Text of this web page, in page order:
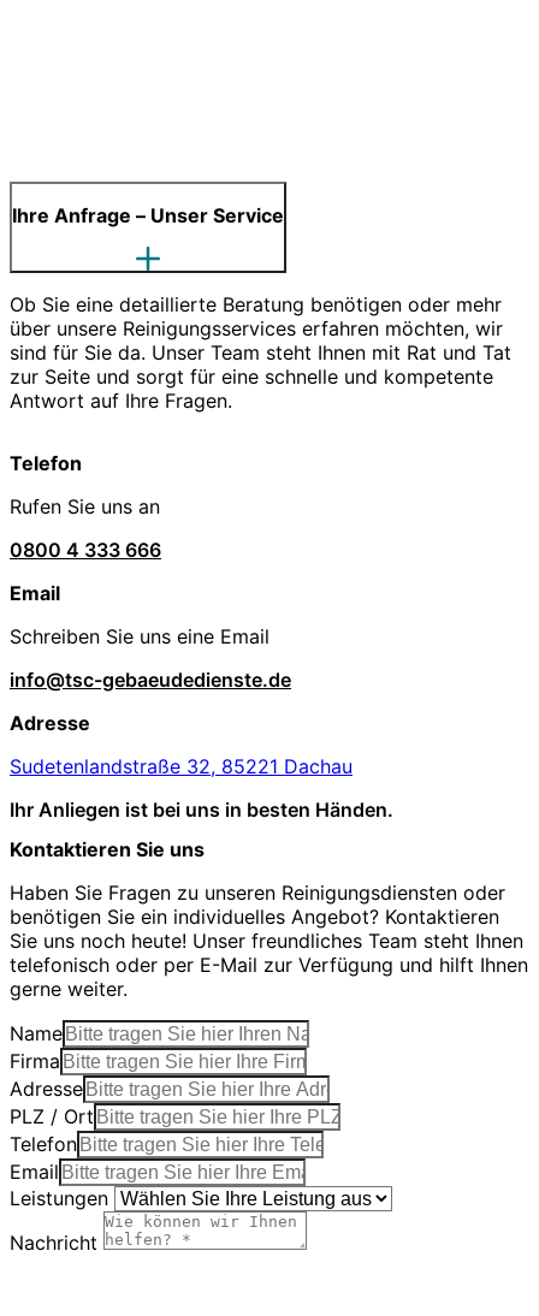
Ihre Anfrage – Unser Service
Ob Sie eine detaillierte Beratung benötigen oder mehr
über unsere Reinigungsservices erfahren möchten, wir
sind für Sie da. Unser Team steht Ihnen mit Rat und Tat
zur Seite und sorgt für eine schnelle und kompetente
Antwort auf Ihre Fragen.
Telefon
Rufen Sie uns an
0800 4 333 666
Email
Schreiben Sie uns eine Email
info@tsc-gebaeudedienste.de
Adresse
Sudetenlandstraße 32, 85221 Dachau
Ihr Anliegen ist bei uns in besten Händen.
Kontaktieren Sie uns
Haben Sie Fragen zu unseren Reinigungsdiensten oder
benötigen Sie ein individuelles Angebot? Kontaktieren
Sie uns noch heute! Unser freundliches Team steht Ihnen
telefonisch oder per E-Mail zur Verfügung und hilft Ihnen
gerne weiter.
Name
Firma
Adresse
PLZ / Ort
Telefon
Email
Leistungen
Nachricht